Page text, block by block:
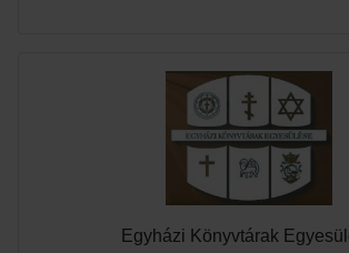
Egyházi Könyvtárak